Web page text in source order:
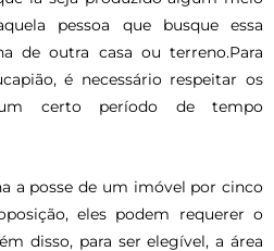
pessoa que busque essa
de outra casa ou terreno.Para
é necessário respeitar os
certo período de tempo
a posse de um imóvel por cinco
eles podem requerer o
disso, para ser elegível, a área